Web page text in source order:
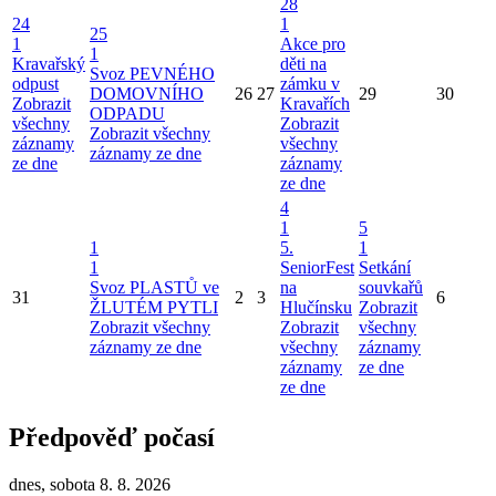
24
1
Kravařský
odpust
Zobrazit
všechny
záznamy
ze dne
25
1
Svoz PEVNÉHO
DOMOVNÍHO
ODPADU
Zobrazit všechny
záznamy ze dne
26 27
1
Akce pro
děti na
zámku v
Kravařích
Zobrazit
všechny
záznamy
ze dne
29 30
31
1
1
Svoz PLASTŮ ve
ŽLUTÉM PYTLI
Zobrazit všechny
záznamy ze dne
2 3
4
1
5.
SeniorFest
na
Hlučínsku
Zobrazit
všechny
záznamy
ze dne
5
1
Setkání
souvkařů
Zobrazit
všechny
záznamy
ze dne
6
Předpověď počasí
dnes, sobota 8. 8. 2026